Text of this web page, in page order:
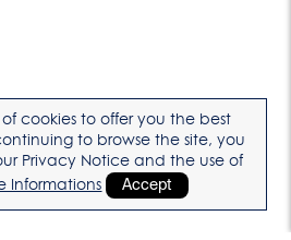
of cookies to offer you the best
to browse the site, you
Privacy Notice and the use of
Informations Accept